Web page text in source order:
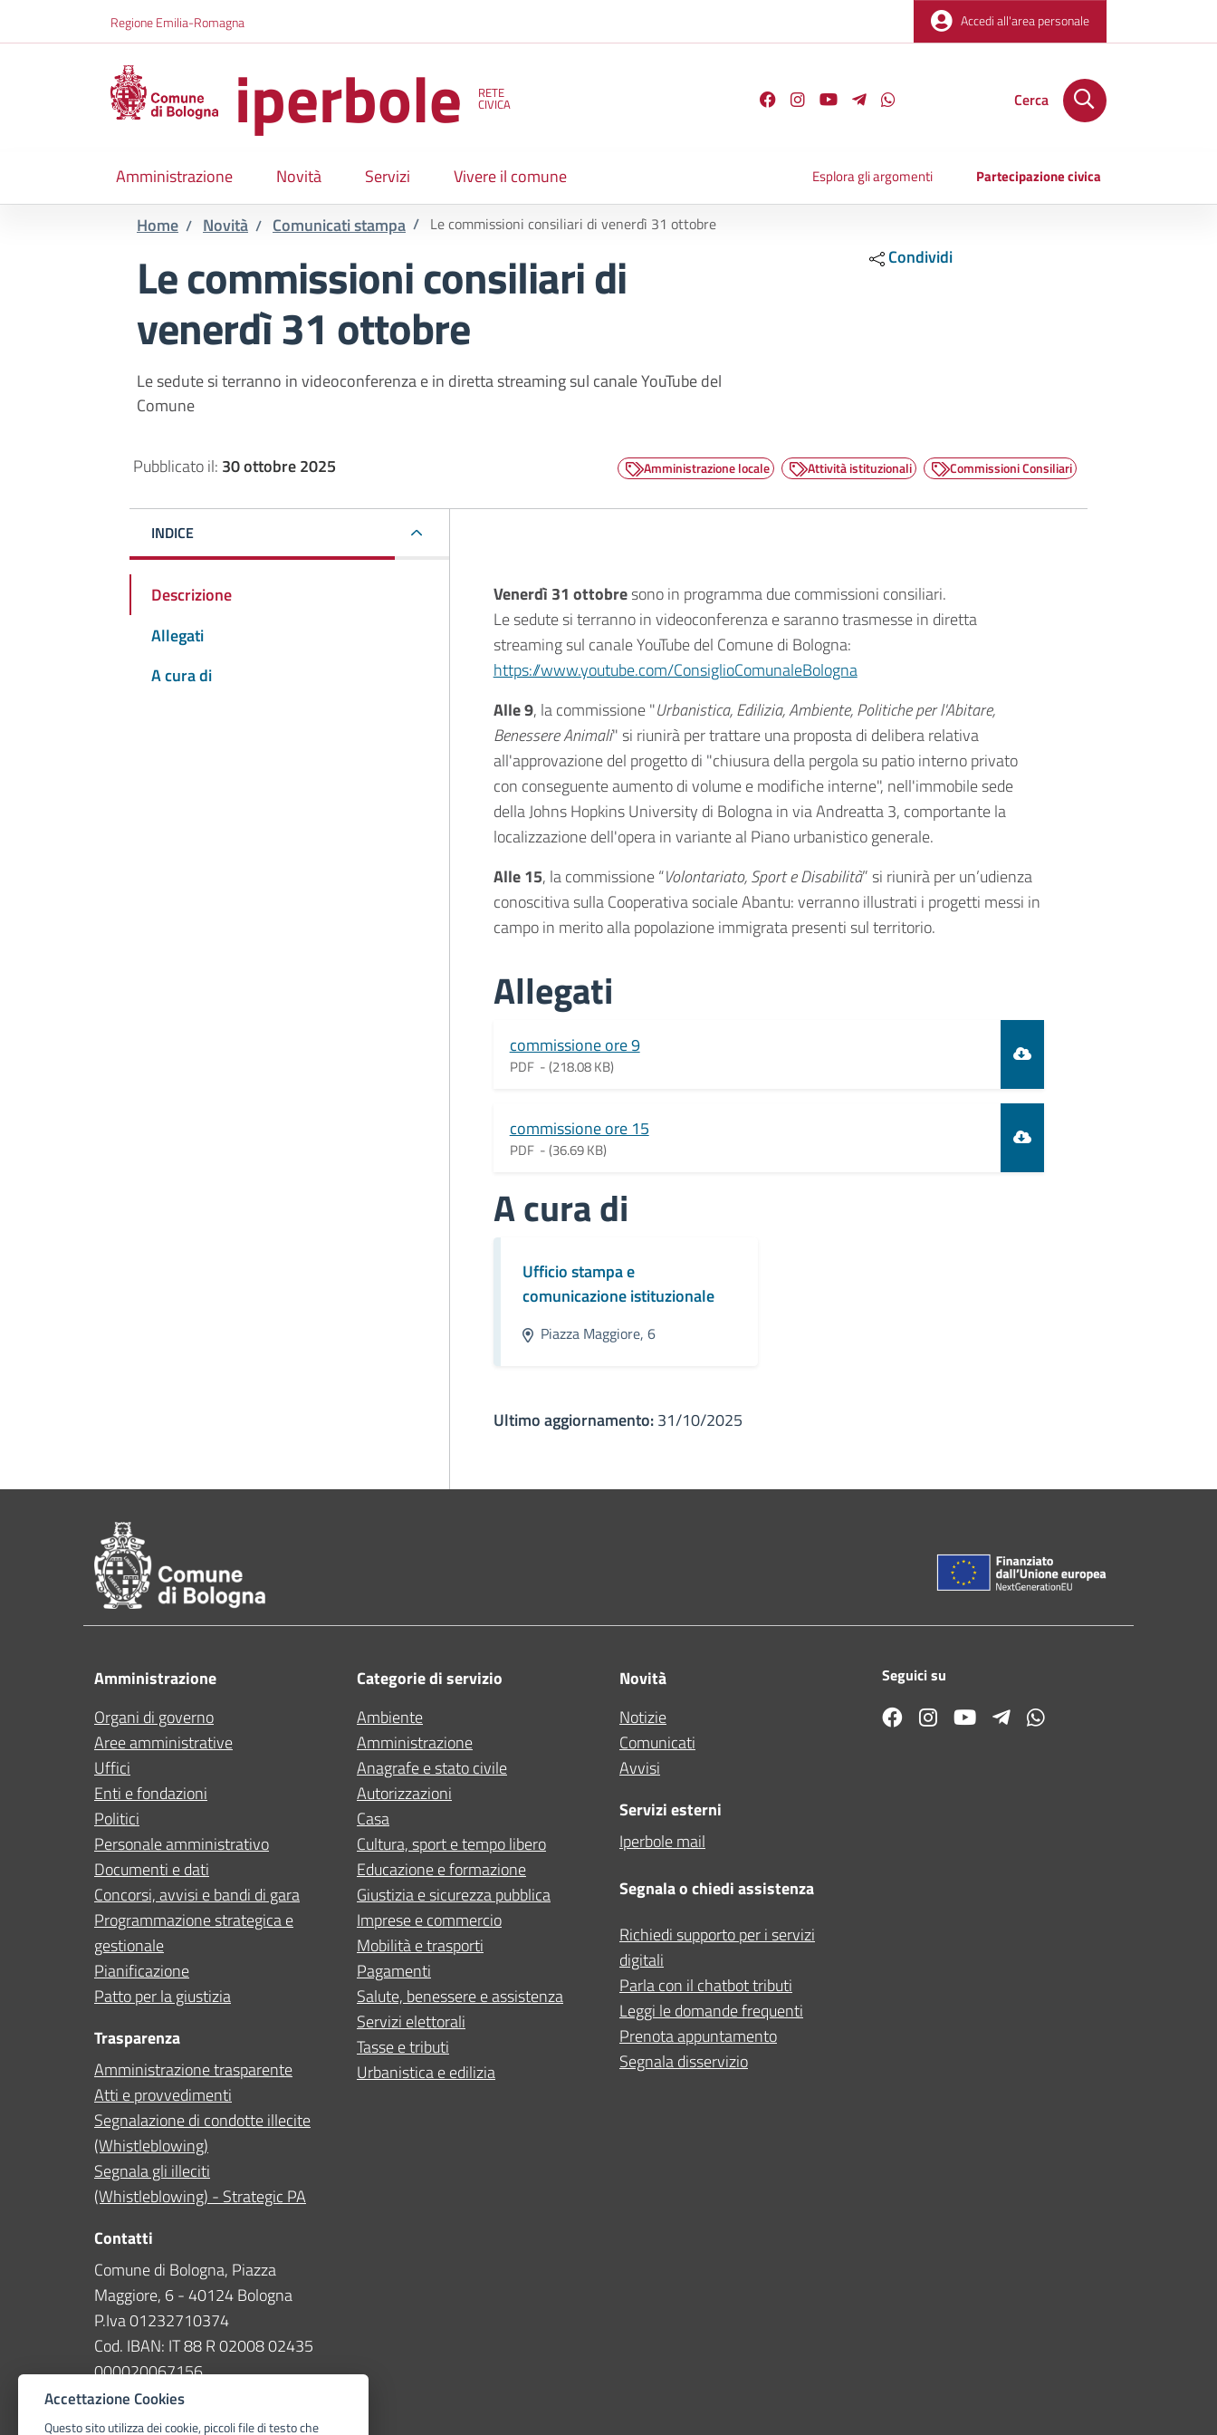
Regione Emilia-Romagna Accedi all'area personale
iperbole RETE
CIVICA Cerca
Amministrazione Novità Servizi Vivere il comune Esplora gli argomenti Partecipazione civica
Home / Novità / Comunicati stampa / Le commissioni consiliari di venerdì 31 ottobre
Le commissioni consiliari di
venerdì 31 ottobre
Le sedute si terranno in videoconferenza e in diretta streaming sul canale YouTube del
Comune
Condividi
Pubblicato il: 30 ottobre 2025 Amministrazione locale Attività istituzionali Commissioni Consiliari
INDICE
Descrizione
Allegati
A cura di
Descrizione
Venerdì 31 ottobresono in programma due commissioni consiliari.
Le sedute si terranno in videoconferenza e saranno trasmesse in diretta
streaming sul canale YouTube del Comune di Bologna:
https://www.youtube.com/ConsiglioComunaleBologna
Alle 9, la commissione "Urbanistica, Edilizia, Ambiente, Politiche per l'Abitare,
Benessere Animali" si riunirà per trattare una proposta di delibera relativa
all'approvazione del progetto di "chiusura della pergola su patio interno privato
con conseguente aumento di volume e modifiche interne", nell'immobile sede
della Johns Hopkins University di Bologna in via Andreatta 3, comportante la
localizzazione dell'opera in variante al Piano urbanistico generale.
Alle 15, la commissione “Volontariato, Sport e Disabilità” si riunirà per un’udienza
conoscitiva sulla Cooperativa sociale Abantu: verranno illustrati i progetti messi in
campo in merito alla popolazione immigrata presenti sul territorio.
Allegati
commissione ore 9
PDF -(218.08 KB)
commissione ore 15
PDF -(36.69 KB)
A cura di
Ufficio stampa e
comunicazione istituzionale
Piazza Maggiore, 6
Ultimo aggiornamento:31/10/2025
Pié di pagina di Comune di Bologna
Amministrazione
Organi di governo
Aree amministrative
Uffici
Enti e fondazioni
Politici
Personale amministrativo
Documenti e dati
Concorsi, avvisi e bandi di gara
Programmazione strategica e
gestionale
Pianificazione
Patto per la giustizia
Trasparenza
Amministrazione trasparente
Atti e provvedimenti
Segnalazione di condotte illecite
(Whistleblowing)
Segnala gli illeciti
(Whistleblowing) - Strategic PA
Contatti
Comune di Bologna, Piazza
Maggiore, 6 - 40124 Bologna
P.Iva 01232710374
Cod. IBAN: IT 88 R 02008 02435
000020067156
Telefono051 203040
Categorie di servizio
Ambiente
Amministrazione
Anagrafe e stato civile
Autorizzazioni
Casa
Cultura, sport e tempo libero
Educazione e formazione
Giustizia e sicurezza pubblica
Imprese e commercio
Mobilità e trasporti
Pagamenti
Salute, benessere e assistenza
Servizi elettorali
Tasse e tributi
Urbanistica e edilizia
Novità
Notizie
Comunicati
Avvisi
Servizi esterni
Iperbole mail
Segnala o chiedi assistenza
Richiedi supporto per i servizi
digitali
Parla con il chatbot tributi
Leggi le domande frequenti
Prenota appuntamento
Segnala disservizio
Seguici su
Accettazione Cookies
Questo sito utilizza dei cookie, piccoli file di testo che